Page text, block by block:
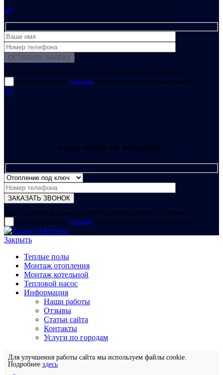
GO
Для отправки формы вам необходимо принять условия:
прочитал и согласен с условиями обработки своих персональных данных
GO
Какая услуга вас интересует?
Для отправки формы вам необходимо принять условия:
прочитал и согласен с условиями обработки своих персональных данных
Закрыть
Теплые полы
Монтаж отопления
Монтаж котельной
Тепловой насос
Информация
Наши работы
Отзывы
Статьи сайта
Контакты
Услуги по городам
Для улучшения работы сайта мы используем файлы cookie.
Подробнее здесь